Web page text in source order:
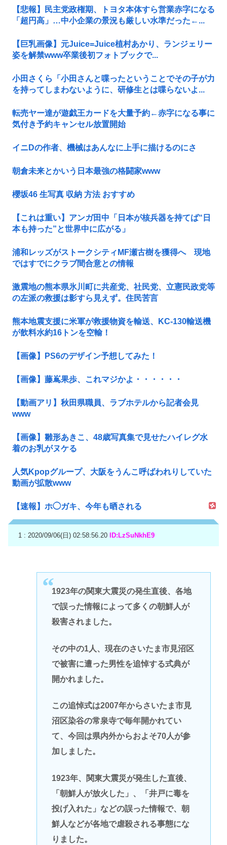
【悲報】民主党政権期、トヨタ本体すら営業赤字になる
「超円高」…中小企業の景況も厳しい水準だった←...
【巨乳画像】元Juice=Juice植村あかり、ランジェリー
姿を解禁www卒業後初フォトブックで...
小田さくら「小田さんと喋ったということでその子が力
を持ってしまわないように、研修生とは喋らないよ...
転売ヤー達が遊戯王カードを大量予約←赤字になる事に
気付き予約キャンセル放置開始
イニDの作者、機械はあんなに上手に描けるのにさ
朝倉未来とかいう日本最強の格闘家www
櫻坂46 生写真 収納 方法 おすすめ
【これは重い】アンガ田中「日本が核兵器を持てば“日
本も持った”と世界中に広がる」
浦和レッズがストークシティMF瀬古樹を獲得へ 現地
ではすでにクラブ間合意との情報
激震地の熊本県氷川町に共産党、社民党、立憲民政党等
の左派の救援は影すら見えず。住民苦言
熊本地震支援に米軍が救援物資を輸送、KC-130輸送機
が飲料水約16トンを空輸！
【画像】PS6のデザイン予想してみた！
【画像】藤嶌果歩、これマジかよ・・・・・・
【動画アリ】秋田県職員、ラブホテルから記者会見
www
【画像】雛形あきこ、48歳写真集で見せたハイレグ水
着のお乳がヌケる
人気Kpopグループ、大阪をうんこ呼ばわれりしていた
動画が拡散www
【速報】ホ◯ガキ、今年も晒される
1 : 2020/09/06(日) 02:58:56.20 ID:LzSuNkhE9
1923年の関東大震災の発生直後、各地
で誤った情報によって多くの朝鮮人が
殺害されました。
その中の1人、現在のさいたま市見沼区
で被害に遭った男性を追悼する式典が
開かれました。
この追悼式は2007年からさいたま市見
沼区染谷の常泉寺で毎年開かれてい
て、今回は県内外からおよそ70人が参
加しました。
1923年、関東大震災が発生した直後、
「朝鮮人が放火した」、「井戸に毒を
投げ入れた」などの誤った情報で、朝
鮮人などが各地で虐殺される事態にな
りました。